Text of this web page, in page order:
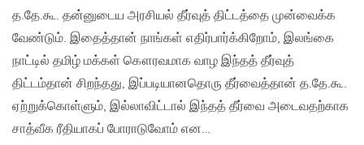
த.தே.கூ. தன்னுடைய அரசியல் தீர்வுத் திட்டத்தை முன்வைக்க
வேண்டும். இதைத்தான் நாங்கள் எதிர்பார்க்கிறோம், இலங்கை
நாட்டில் தமிழ் மக்கள் கௌரவமாக வாழ இந்தத் தீர்வுத்
திட்டம்தான் சிறந்தது, இப்படியானதொரு தீர்வைத்தான் த.தே.கூ.
ஏற்றுக்கொள்ளும், இல்லாவிட்டால் இந்தத் தீர்வை அடைவதற்காக
சாத்வீக ரீதியாகப் போராடுவோம் என…